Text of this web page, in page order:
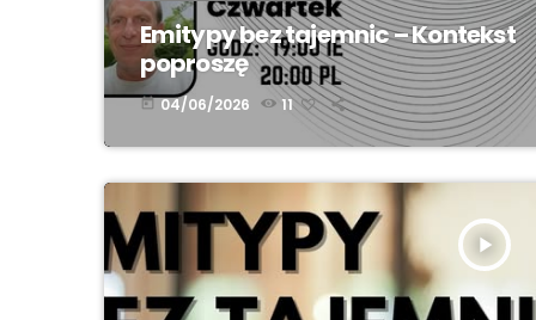
Emitypy bez tajemnic – Kontekst
poproszę
today 04/06/2026 11
play_arrow